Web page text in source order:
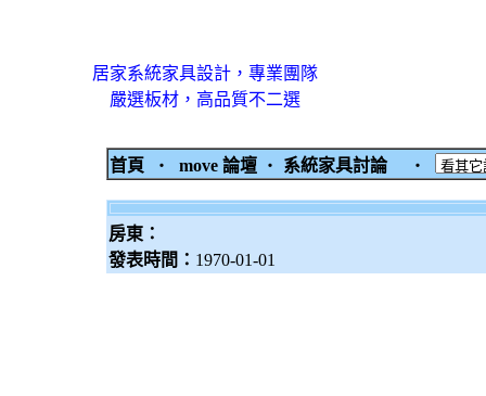
居家系統家具設計，專業團隊
嚴選板材，高品質不二選
首頁 ‧ move 論壇 ‧ 系統家具討論 ‧
房東：
發表時間： 1970-01-01